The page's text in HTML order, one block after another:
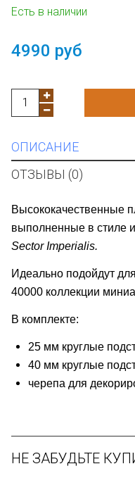
Есть в наличии
4990 руб
ОПИСАНИЕ
ОТЗЫВЫ (0)
Высококачественные
выполненные в стиле
Sector Imperialis.
Идеально подойдут
40000 коллекции
В комплекте:
25 мм круглые
40 мм круглые
черепа для
НЕ ЗАБУДЬТЕ